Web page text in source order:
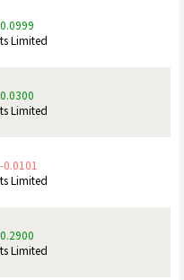
0.0999
Limited
0.0300
Limited
-0.0101
Limited
0.2900
Limited